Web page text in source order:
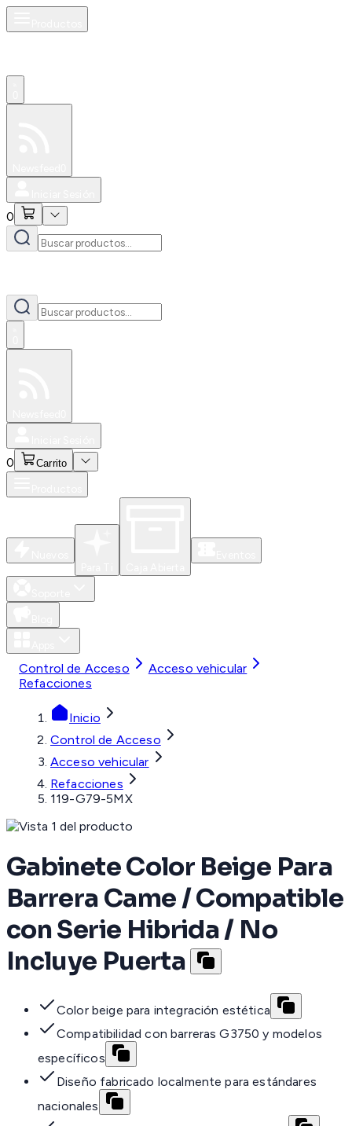
0
0 Carrito
Control de Acceso
Acceso vehicular
Refacciones
Inicio
Control de Acceso
Acceso vehicular
Refacciones
119-G79-5MX
Gabinete Color Beige Para
Barrera Came / Compatible
con Serie Hibrida / No
Incluye Puerta
Color beige para integración estética
Compatibilidad con barreras G3750 y modelos
específicos
Diseño fabricado localmente para estándares
nacionales